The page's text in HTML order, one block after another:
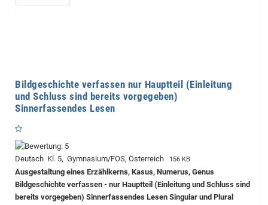
Bildgeschichte verfassen nur Hauptteil (Einleitung
und Schluss sind bereits vorgegeben)
Sinnerfassendes Lesen
Deutsch Kl. 5, Gymnasium/FOS, Österreich 156 KB
Ausgestaltung eines Erzählkerns, Kasus, Numerus, Genus
Bildgeschichte verfassen - nur Hauptteil (Einleitung und Schluss sind
bereits vorgegeben) Sinnerfassendes Lesen Singular und Plural